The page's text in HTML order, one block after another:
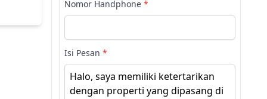
Nomor Handphone *
Isi Pesan *